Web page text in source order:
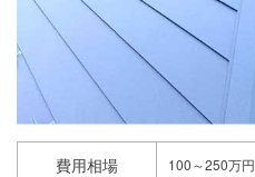
費用相場 100～250万円